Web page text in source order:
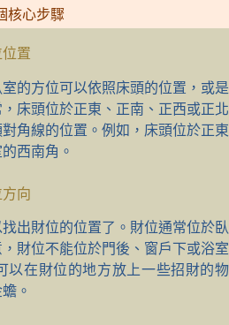
核心步驟
置
的方位可以依照床頭的位置，或是
床頭位於正東、正南、正西或正北
角線的位置。例如，床頭位於正東
西南角。
向
出財位的位置了。財位通常位於臥
財位不能位於門後、窗戶下或浴室
以在財位的地方放上一些招財的物
。